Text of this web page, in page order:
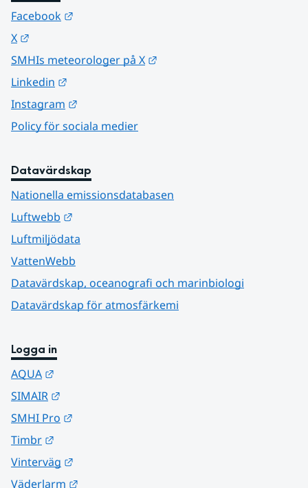
Facebook
X
SMHIs meteorologer på X
Linkedin
Instagram
Policy för sociala medier
Datavärdskap
Nationella emissionsdatabasen
Luftwebb
Luftmiljödata
VattenWebb
Datavärdskap, oceanografi och marinbiologi
Datavärdskap för atmosfärkemi
Logga in
AQUA
SIMAIR
SMHI Pro
Timbr
Vinterväg
Väderlarm